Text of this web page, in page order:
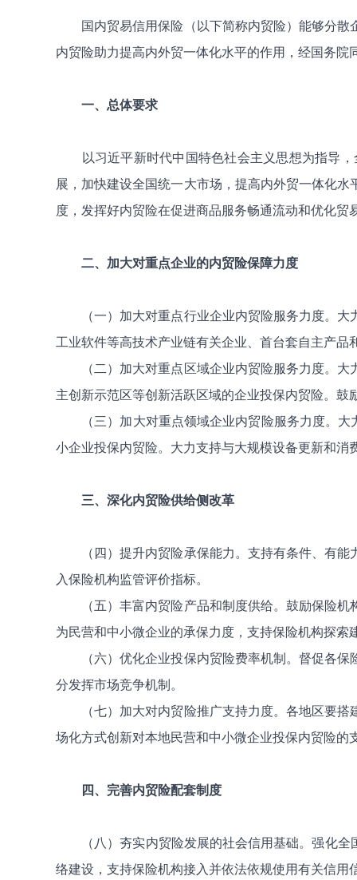
国内贸易信用保险（以下简称内贸险）能够分
内贸险助力提高内外贸一体化水平的作用，经国务院
一、总体要求
以习近平新时代中国特色社会主义思想为指导
展，加快建设全国统一大市场，提高内外贸一体化
度，发挥好内贸险在促进商品服务畅通流动和优化
二、加大对重点企业的内贸险保障力度
（一）加大对重点行业企业内贸险服务力度。
工业软件等高技术产业链有关企业、首台套自主产
（二）加大对重点区域企业内贸险服务力度。
主创新示范区等创新活跃区域的企业投保内贸险。
（三）加大对重点领域企业内贸险服务力度。
小企业投保内贸险。大力支持与大规模设备更新和消
三、深化内贸险供给侧改革
（四）提升内贸险承保能力。支持有条件、有
入保险机构监管评价指标。
（五）丰富内贸险产品和制度供给。鼓励保险
为民营和中小微企业的承保力度，支持保险机构探
（六）优化企业投保内贸险费率机制。督促各
分发挥市场竞争机制。
（七）加大对内贸险推广支持力度。各地区要
场化方式创新对本地民营和中小微企业投保内贸险
四、完善内贸险配套制度
（八）夯实内贸险发展的社会信用基础。强化
络建设，支持保险机构接入并依法依规使用有关信